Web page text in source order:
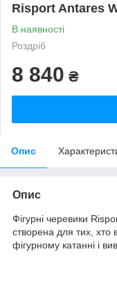
Risport Antares
В наявності
Роздріб
8 840 ₴
Опис
Опис
Фігурні черевики
створена для тих, хто
фігурному катанні і